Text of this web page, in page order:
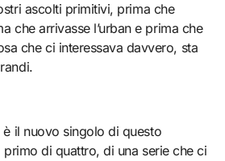
ascolti primitivi, prima che
che arrivasse l’urban e prima che
che ci interessava davvero, sta
è il nuovo singolo di questo
di quattro, di una serie che ci